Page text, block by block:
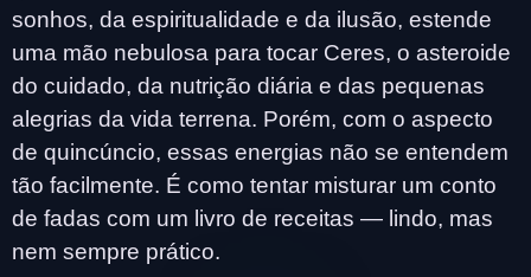
sonhos, da espiritualidade e da ilusão, estende
uma mão nebulosa para tocar Ceres, o asteroide
do cuidado, da nutrição diária e das pequenas
alegrias da vida terrena. Porém, com o aspecto
de quincúncio, essas energias não se entendem
tão facilmente. É como tentar misturar um conto
de fadas com um livro de receitas — lindo, mas
nem sempre prático.